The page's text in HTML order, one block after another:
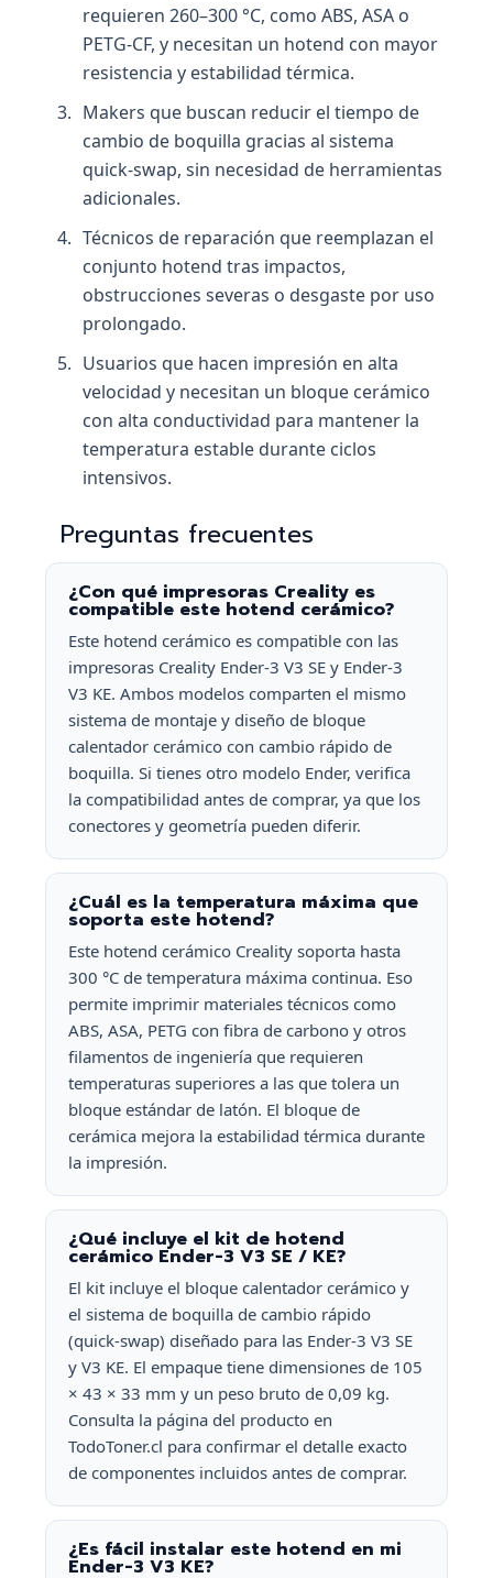
requieren 260–300 °C, como ABS, ASA o
PETG-CF, y necesitan un hotend con mayor
resistencia y estabilidad térmica.
Makers que buscan reducir el tiempo de
cambio de boquilla gracias al sistema
quick-swap, sin necesidad de herramientas
adicionales.
Técnicos de reparación que reemplazan el
conjunto hotend tras impactos,
obstrucciones severas o desgaste por uso
prolongado.
Usuarios que hacen impresión en alta
velocidad y necesitan un bloque cerámico
con alta conductividad para mantener la
temperatura estable durante ciclos
intensivos.
Preguntas frecuentes
¿Con qué impresoras Creality es
compatible este hotend cerámico?
Este hotend cerámico es compatible con las
impresoras Creality Ender-3 V3 SE y Ender-3
V3 KE. Ambos modelos comparten el mismo
sistema de montaje y diseño de bloque
calentador cerámico con cambio rápido de
boquilla. Si tienes otro modelo Ender, verifica
la compatibilidad antes de comprar, ya que los
conectores y geometría pueden diferir.
¿Cuál es la temperatura máxima que
soporta este hotend?
Este hotend cerámico Creality soporta hasta
300 °C de temperatura máxima continua. Eso
permite imprimir materiales técnicos como
ABS, ASA, PETG con fibra de carbono y otros
filamentos de ingeniería que requieren
temperaturas superiores a las que tolera un
bloque estándar de latón. El bloque de
cerámica mejora la estabilidad térmica durante
la impresión.
¿Qué incluye el kit de hotend
cerámico Ender-3 V3 SE / KE?
El kit incluye el bloque calentador cerámico y
el sistema de boquilla de cambio rápido
(quick-swap) diseñado para las Ender-3 V3 SE
y V3 KE. El empaque tiene dimensiones de 105
× 43 × 33 mm y un peso bruto de 0,09 kg.
Consulta la página del producto en
TodoToner.cl para confirmar el detalle exacto
de componentes incluidos antes de comprar.
¿Es fácil instalar este hotend en mi
Ender-3 V3 KE?